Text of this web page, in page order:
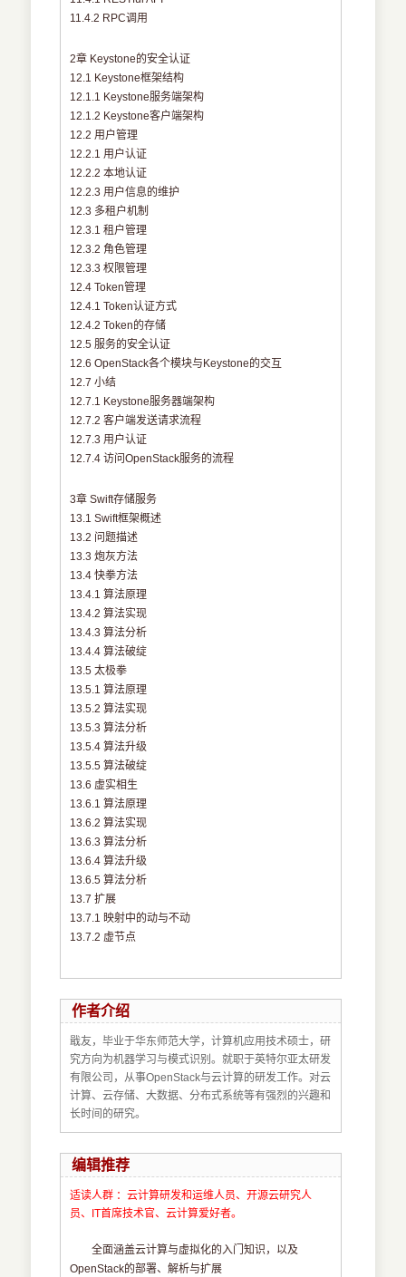
11.4.2 RPC调用
2章 Keystone的安全认证
12.1 Keystone框架结构
12.1.1 Keystone服务端架构
12.1.2 Keystone客户端架构
12.2 用户管理
12.2.1 用户认证
12.2.2 本地认证
12.2.3 用户信息的维护
12.3 多租户机制
12.3.1 租户管理
12.3.2 角色管理
12.3.3 权限管理
12.4 Token管理
12.4.1 Token认证方式
12.4.2 Token的存储
12.5 服务的安全认证
12.6 OpenStack各个模块与Keystone的交互
12.7 小结
12.7.1 Keystone服务器端架构
12.7.2 客户端发送请求流程
12.7.3 用户认证
12.7.4 访问OpenStack服务的流程
3章 Swift存储服务
13.1 Swift框架概述
13.2 问题描述
13.3 炮灰方法
13.4 快拳方法
13.4.1 算法原理
13.4.2 算法实现
13.4.3 算法分析
13.4.4 算法破绽
13.5 太极拳
13.5.1 算法原理
13.5.2 算法实现
13.5.3 算法分析
13.5.4 算法升级
13.5.5 算法破绽
13.6 虚实相生
13.6.1 算法原理
13.6.2 算法实现
13.6.3 算法分析
13.6.4 算法升级
13.6.5 算法分析
13.7 扩展
13.7.1 映射中的动与不动
13.7.2 虚节点
作者介绍
戢友，毕业于华东师范大学，计算机应用技术硕士，研
究方向为机器学习与模式识别。就职于英特尔亚太研发
有限公司，从事OpenStack与云计算的研发工作。对云
计算、云存储、大数据、分布式系统等有强烈的兴趣和
长时间的研究。
编辑推荐
适读人群 ：云计算研发和运维人员、开源云研究人
员、IT首席技术官、云计算爱好者。
全面涵盖云计算与虚拟化的入门知识，以及
OpenStack的部署、解析与扩展